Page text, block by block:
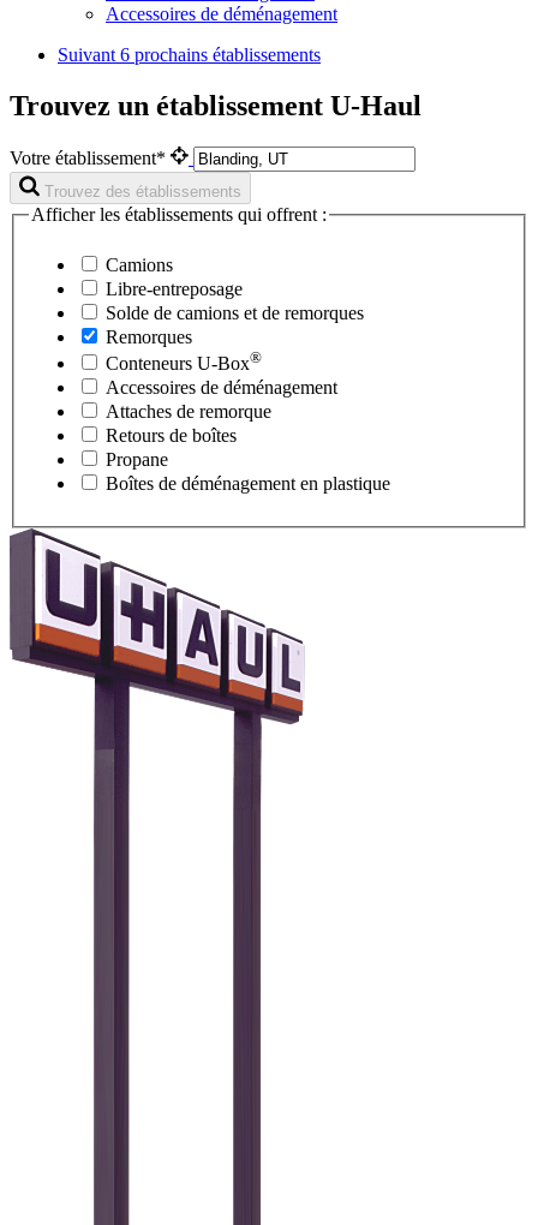
Accessoires de déménagement
Suivant 6 prochains établissements
Trouvez un établissement U-Haul
Votre établissement*
Trouvez des établissements
Afficher les établissements qui offrent :
Camions
Libre-entreposage
Solde de camions et de remorques
Remorques
Conteneurs U-Box®
Accessoires de déménagement
Attaches de remorque
Retours de boîtes
Propane
Boîtes de déménagement en plastique